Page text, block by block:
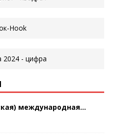
международная...